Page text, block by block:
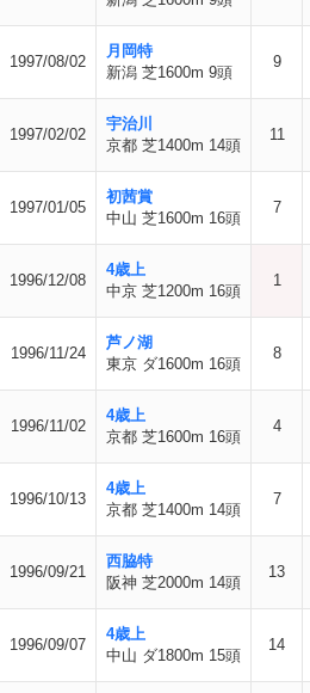
1997/08/02
月岡特
新潟 芝1600m 9頭
9
1997/02/02
宇治川
京都 芝1400m 14頭
11
1997/01/05
初茜賞
中山 芝1600m 16頭
7
1996/12/08
4歳上
中京 芝1200m 16頭
1
1996/11/24
芦ノ湖
東京 ダ1600m 16頭
8
1996/11/02
4歳上
京都 芝1600m 16頭
4
1996/10/13
4歳上
京都 芝1400m 14頭
7
1996/09/21
西脇特
阪神 芝2000m 14頭
13
1996/09/07
4歳上
中山 ダ1800m 15頭
14